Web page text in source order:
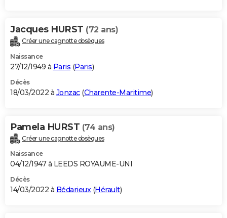
Jacques HURST (72 ans)
Créer une cagnotte obsèques
Naissance
27/12/1949 à Paris (Paris)
Décès
18/03/2022 à Jonzac(Charente-Maritime)
Pamela HURST (74 ans)
Créer une cagnotte obsèques
Naissance
04/12/1947 à LEEDS ROYAUME-UNI
Décès
14/03/2022 à Bédarieux(Hérault)